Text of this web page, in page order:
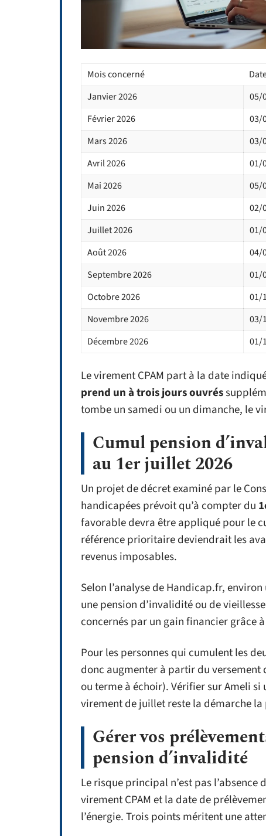
Mois concerné
Janvier 2026
05/
Février 2026
03/
Mars 2026
03/
Avril 2026
01/
Mai 2026
05/
Juin 2026
02/
Juillet 2026
01/
Août 2026
04/
Septembre 2026
01/
Octobre 2026
01/
Novembre 2026
03/
Décembre 2026
01/
Le virement CPAM part à la date
prend un à trois jours ouvrés
tombe un samedi ou un dimanche, le
Cumul pension
au 1er juillet 2026
Un projet de décret examiné par le
handicapées prévoit qu’à compter du
favorable devra être appliqué pour le
référence prioritaire deviendrait les
revenus imposables.
Selon l’analyse de Handicap.fr,
une pension d’invalidité ou de
concernés par un gain financier grâce
Pour les personnes qui cumulent les
donc augmenter à partir du versement
ou terme à échoir). Vérifier sur Ameli
virement de juillet reste la démarche
Gérer vos
pension d’invalidité
Le risque principal n’est pas
virement CPAM et la date de
l’énergie. Trois points méritent une